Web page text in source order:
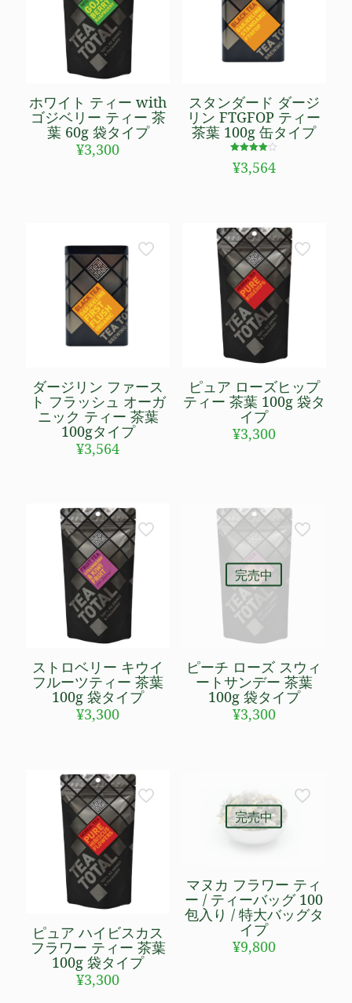
ホワイト ティー with
ゴジベリー ティー 茶
葉 60g 袋タイプ
¥3,300
スタンダード ダージ
リン FTGFOP ティー
茶葉 100g 缶タイプ
4.00
の評価
¥3,564
ダージリン ファース
ト フラッシュ オーガ
ニック ティー 茶葉
100gタイプ
¥3,564
ピュア ローズヒップ
ティー 茶葉 100g 袋タ
イプ
¥3,300
ストロベリー キウイ
フルーツティー 茶葉
100g 袋タイプ
¥3,300
完売中
ピーチ ローズ スウィ
ートサンデー 茶葉
100g 袋タイプ
¥3,300
ピュア ハイビスカス
フラワー ティー 茶葉
100g 袋タイプ
¥3,300
完売中
マヌカ フラワー ティ
ー / ティーバッグ 100
包入り / 特大バッグタ
イプ
¥9,800